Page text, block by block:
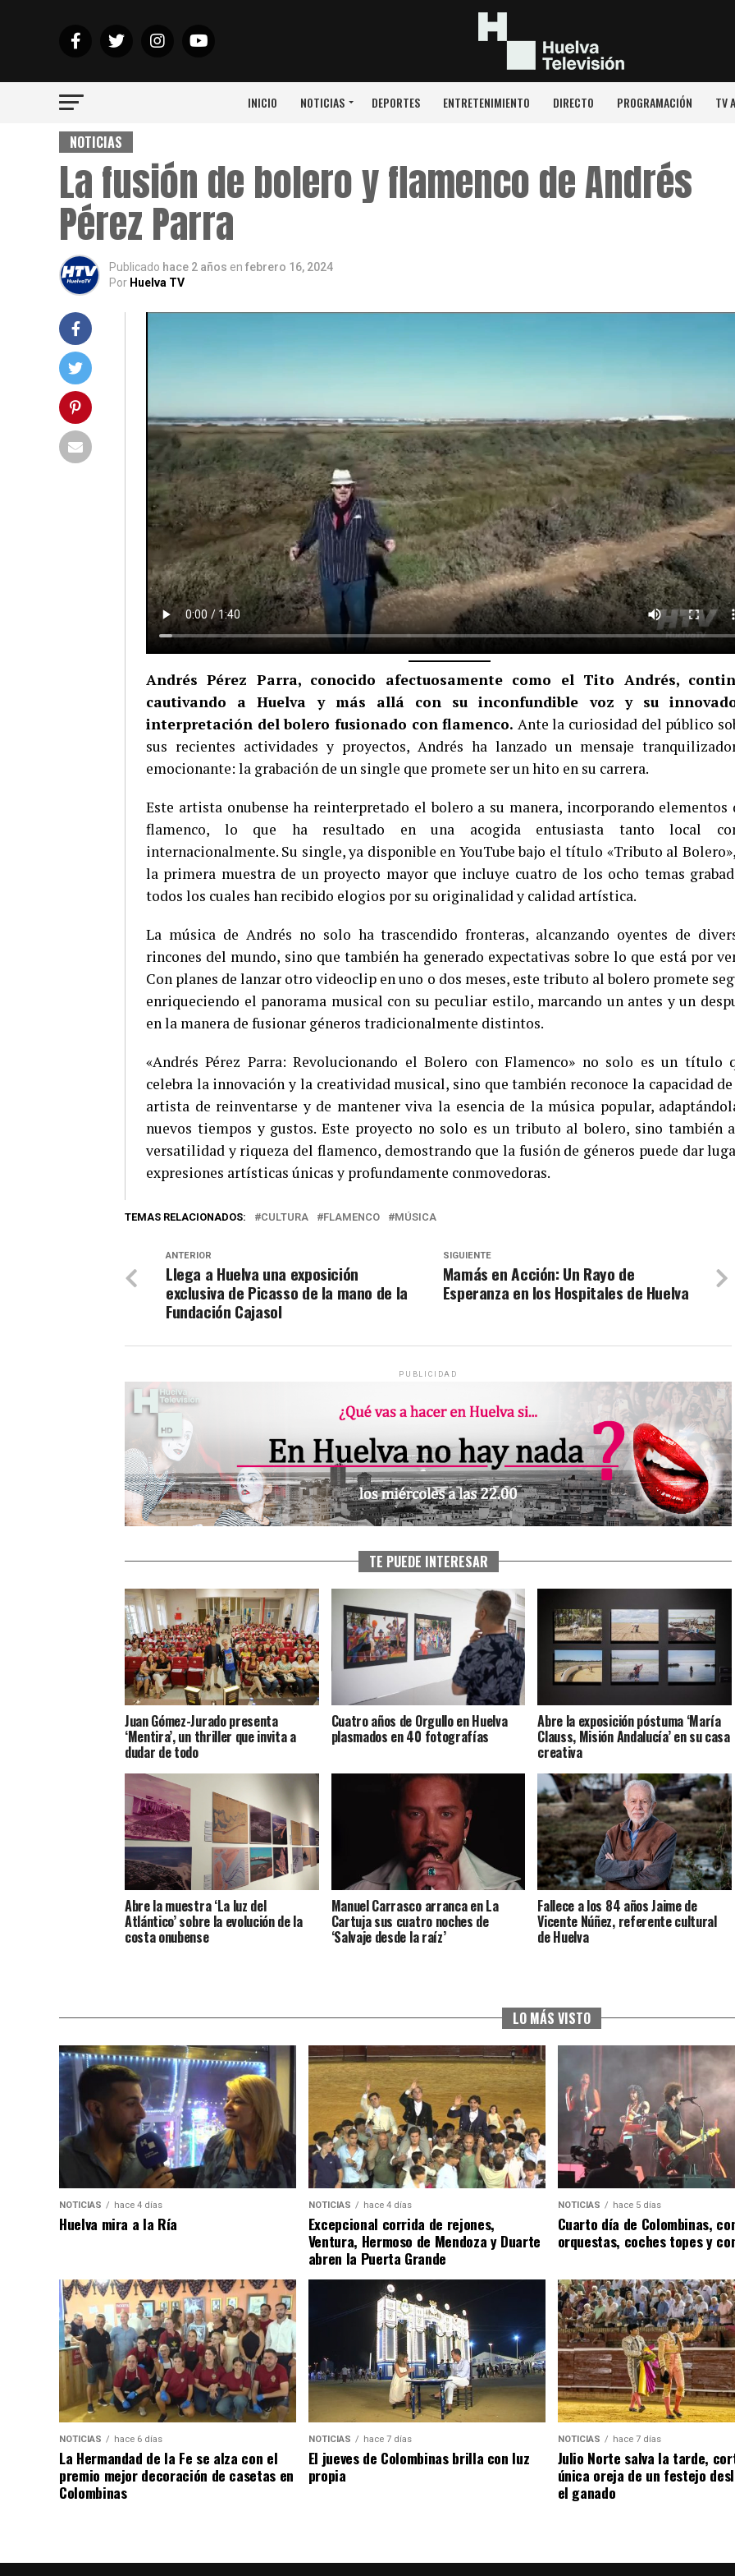
INICIO NOTICIAS DEPORTES ENTRETENIMIENTO DIRECTO PROGRAMACIÓN TV
NOTICIAS
La fusión de bolero y flamenco de Andrés
Pérez Parra
Publicado hace 2 años en febrero 16, 2024
Por Huelva TV
Andrés Pérez Parra, conocido afectuosamente como el Tito Andrés,
cautivando a Huelva y más allá con su inconfundible voz y su
interpretación del bolero fusionado con flamenco. Ante la curiosidad del público
sus recientes actividades y proyectos, Andrés ha lanzado un mensaje
emocionante: la grabación de un single que promete ser un hito en su carrera.
Este artista onubense ha reinterpretado el bolero a su manera, incorporando elementos
flamenco, lo que ha resultado en una acogida entusiasta tanto local
internacionalmente. Su single, ya disponible en YouTube bajo el título «Tributo al
la primera muestra de un proyecto mayor que incluye cuatro de los ocho temas
todos los cuales han recibido elogios por su originalidad y calidad artística.
La música de Andrés no solo ha trascendido fronteras, alcanzando oyentes de
rincones del mundo, sino que también ha generado expectativas sobre lo que está por
Con planes de lanzar otro videoclip en uno o dos meses, este tributo al bolero promete
enriqueciendo el panorama musical con su peculiar estilo, marcando un antes y un
en la manera de fusionar géneros tradicionalmente distintos.
«Andrés Pérez Parra: Revolucionando el Bolero con Flamenco» no solo es un título
celebra la innovación y la creatividad musical, sino que también reconoce la capacidad
artista de reinventarse y de mantener viva la esencia de la música popular,
nuevos tiempos y gustos. Este proyecto no solo es un tributo al bolero, sino también
versatilidad y riqueza del flamenco, demostrando que la fusión de géneros puede dar
expresiones artísticas únicas y profundamente conmovedoras.
TEMAS RELACIONADOS: CULTURA FLAMENCO MÚSICA
SIGUIENTE
Mamás en Acción: Un Rayo de
Esperanza en los Hospitales de Huelva
ANTERIOR
Llega a Huelva una exposición
exclusiva de Picasso de la mano de la
Fundación Cajasol
PUBLICIDAD
TE PUEDE INTERESAR
Juan Gómez-Jurado presenta
‘Mentira’, un thriller que invita a
dudar de todo
Cuatro años de Orgullo en Huelva
plasmados en 40 fotografías
Abre la exposición póstuma ‘María
Clauss, Misión Andalucía’ en su casa
creativa
Abre la muestra ‘La luz del
Atlántico’ sobre la evolución de la
costa onubense
Manuel Carrasco arranca en La
Cartuja sus cuatro noches de
‘Salvaje desde la raíz’
Fallece a los 84 años Jaime de
Vicente Núñez, referente cultural
de Huelva
LO MÁS VISTO
NOTICIAS hace 4 días
Huelva mira a la Ría
NOTICIAS hace 4 días
Excepcional corrida de rejones,
Ventura, Hermoso de Mendoza y Duarte
abren la Puerta Grande
NOTICIAS hace 5 días
Cuarto día de Colombinas,
orquestas, coches topes y
NOTICIAS hace 6 días
La Hermandad de la Fe se alza con el
premio mejor decoración de casetas en
Colombinas
NOTICIAS hace 7 días
El jueves de Colombinas brilla con luz
propia
NOTICIAS hace 7 días
Julio Norte salva la tarde,
única oreja de un festejo
el ganado